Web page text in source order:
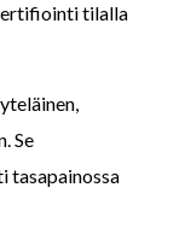
tilalla
Se
tasapainossa